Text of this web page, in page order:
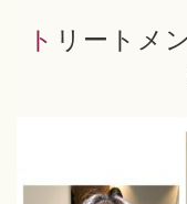
トリートメントエステでまとまりの